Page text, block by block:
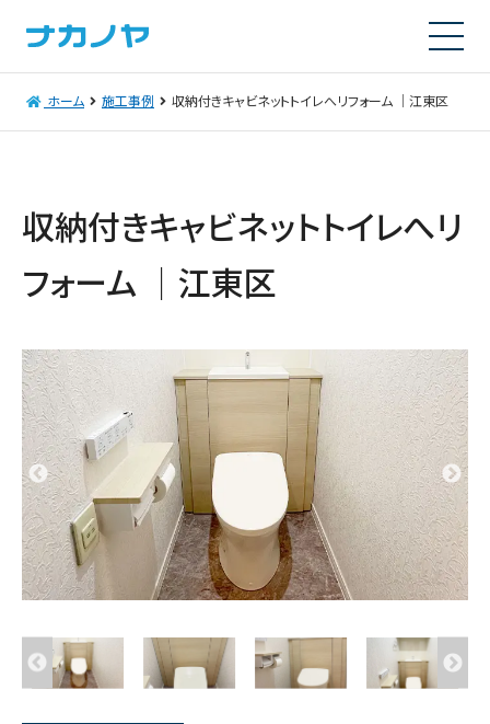
ホーム 施工事例 収納付きキャビネットトイレへリフォーム ｜江東区
収納付きキャビネットトイレへリ
フォーム ｜江東区